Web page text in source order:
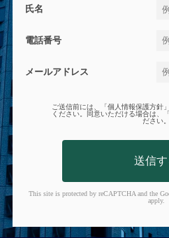
氏名
電話番号
メールアドレス
ご送信前には、「個人情報保護方針
ください。同意いただける場合は、
ださい。
This site is protected by reCAPTCHA and the
apply.